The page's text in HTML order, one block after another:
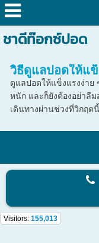
ชาดีท๊อกซ์ปอด
วิธีดูแลปอดให้แข็
ดูแลปอดให้แข็งแรงง่าย
หนัก และก็ยังต้องอย่าลื
เดินทางผ่านช่วงที่วิกฤต
Visitors: 155,013